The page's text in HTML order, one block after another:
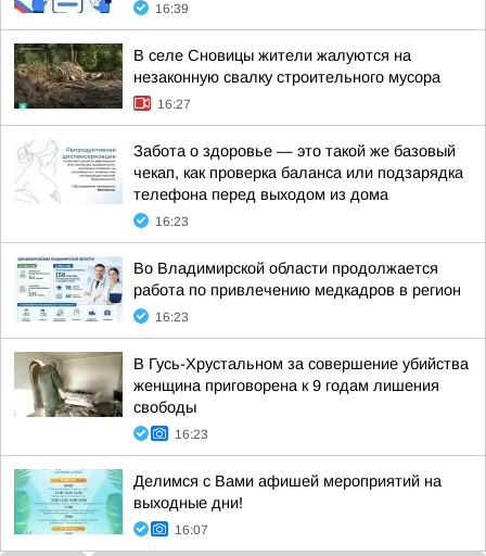
16:39
В селе Сновицы жители жалуются на
незаконную свалку строительного мусора
16:27
Забота о здоровье — это такой же базовый
чекап, как проверка баланса или подзарядка
телефона перед выходом из дома
16:23
Во Владимирской области продолжается
работа по привлечению медкадров в регион
16:23
В Гусь-Хрустальном за совершение убийства
женщина приговорена к 9 годам лишения
свободы
16:23
Делимся с Вами афишей мероприятий на
выходные дни!
16:07